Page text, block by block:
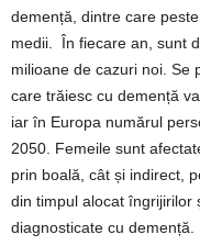
demență, dintre care
medii. În fiecare an, sunt
milioane de cazuri noi. Se
care trăiesc cu demență
iar în Europa numărul
2050. Femeile sunt
prin boală, cât și indirect,
din timpul alocat îngrijirilor
diagnosticate cu demență.